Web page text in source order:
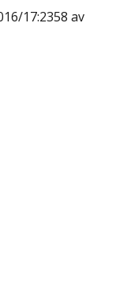
17:2358 av